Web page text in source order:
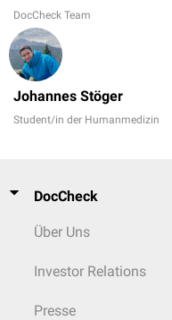
DocCheck Team
Johannes Stöger
Student/in der Humanmedizin
DocCheck
Über Uns
Investor Relations
Presse